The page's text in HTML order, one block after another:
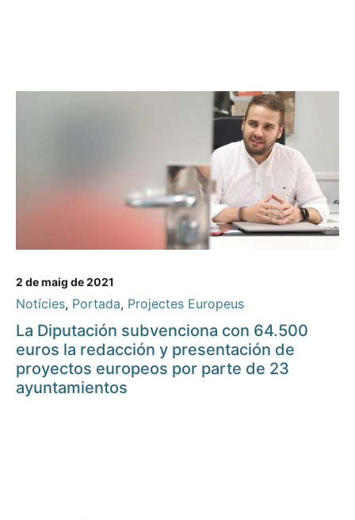
2 de maig de 2021
Notícies, Portada, Projectes Europeus
La Diputación subvenciona con 64.500
euros la redacción y presentación de
proyectos europeos por parte de 23
ayuntamientos